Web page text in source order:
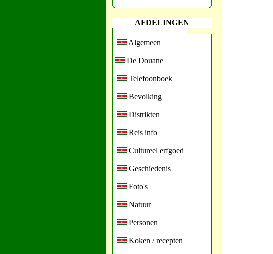
AFDELINGEN
Algemeen
De Douane
Telefoonboek
Bevolking
Distrikten
Reis info
Cultureel erfgoed
Geschiedenis
Foto's
Natuur
Personen
Koken / recepten